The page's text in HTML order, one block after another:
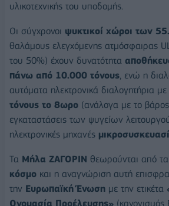
υλικοτεχνικής του υποδομής.
Οι σύγχρονοι ψυκτικοί χώροι των
θαλάμους ελεγχόμενης ατμόσφαιρας
του 50%) έχουν δυνατότητα
πάνω από 10.000 τόνους, ενώ η
αυτόματα ηλεκτρονικά διαλογητήρια με
τόνους το 8ωρο (ανάλογα με το
εγκαταστάσεις των ψυγείων
ηλεκτρονικές μηχανές
Τα Μήλα ΖΑΓΟΡΙΝ θεωρούνται από τα
κόσμο και η αναγνώριση αυτή
την Ευρωπαϊκή Ένωση με την ετικέτα
Ονομασία Προέλευσης»